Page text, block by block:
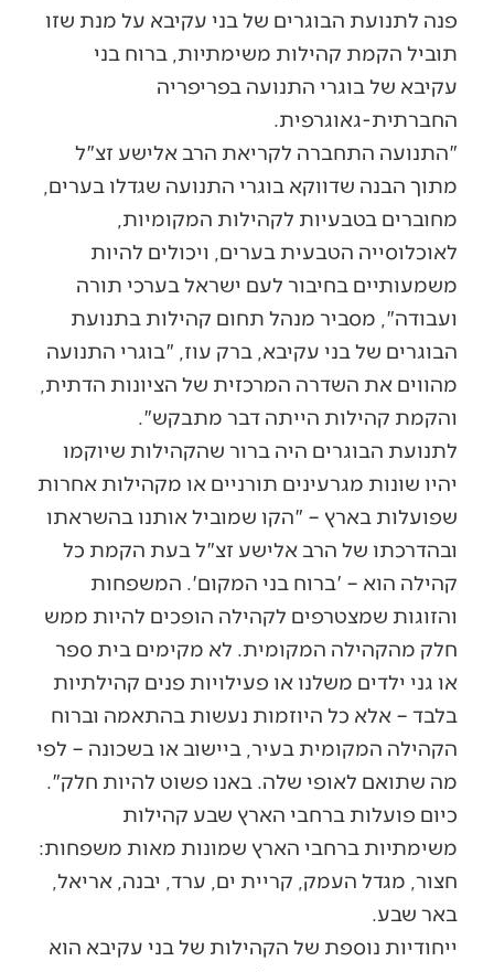
פנה לתנועת הבוגרים של בני עקיבא על מנת שזו
תוביל הקמת קהילות משימתיות, ברוח בני
עקיבא של בוגרי התנועה בפריפריה
החברתית-גאוגרפית.
"התנועה התחברה לקריאת הרב אלישע זצ"ל
מתוך הבנה שדווקא בוגרי התנועה שגדלו בערים,
מחוברים בטבעיות לקהילות המקומיות,
לאוכלוסייה הטבעית בערים, ויכולים להיות
משמעותיים בחיבור לעם ישראל בערכי תורה
ועבודה", מסביר מנהל תחום קהילות בתנועת
הבוגרים של בני עקיבא, ברק עוז, "בוגרי התנועה
מהווים את השדרה המרכזית של הציונות הדתית,
והקמת קהילות הייתה דבר מתבקש".
לתנועת הבוגרים היה ברור שהקהילות שיוקמו
יהיו שונות מגרעינים תורניים או מקהילות אחרות
שפועלות בארץ – "הקו שמוביל אותנו בהשראתו
ובהדרכתו של הרב אלישע זצ"ל בעת הקמת כל
קהילה הוא – 'ברוח בני המקום'. המשפחות
והזוגות שמצטרפים לקהילה הופכים להיות ממש
חלק מהקהילה המקומית. לא מקימים בית ספר
או גני ילדים משלנו או פעילויות פנים קהילתיות
בלבד – אלא כל היוזמות נעשות בהתאמה וברוח
הקהילה המקומית בעיר, ביישוב או בשכונה – לפי
מה שתואם לאופי שלה. באנו פשוט להיות חלק".
כיום פועלות ברחבי הארץ שבע קהילות
משימתיות ברחבי הארץ שמונות מאות משפחות:
חצור, מגדל העמק, קריית ים, ערד, יבנה, אריאל,
באר שבע.
ייחודיות נוספת של הקהילות של בני עקיבא הוא